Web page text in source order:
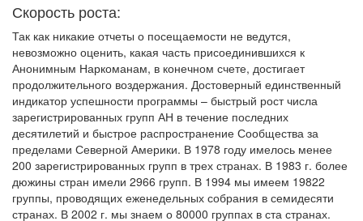
Скорость роста:
Так как никакие отчеты о посещаемости не ведутся,
невозможно оценить, какая часть присоединившихся к
Анонимным Наркоманам, в конечном счете, достигает
продолжительного воздержания. Достоверный единственный
индикатор успешности программы – быстрый рост числа
зарегистрированных групп АН в течение последних
десятилетий и быстрое распространение Сообщества за
пределами Северной Америки. В 1978 году имелось менее
200 зарегистрированных групп в трех странах. В 1983 г. более
дюжины стран имели 2966 групп. В 1994 мы имеем 19822
группы, проводящих еженедельных собрания в семидесяти
странах. В 2002 г. мы знаем о 80000 группах в ста странах.